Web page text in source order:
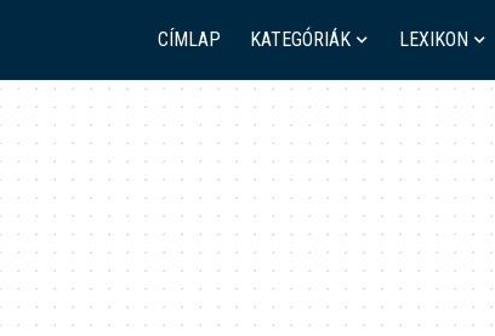
CÍMLAP KATEGÓRIÁK LEXIKON